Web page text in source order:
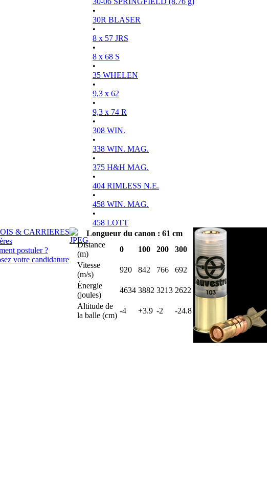
•
30R BLASER
•
8 x 57 JRS
•
8 x 68 S
•
35 WHELEN
•
9,3 x 62
•
9,3 x 74 R
•
308 WIN.
•
338 WIN. MAG.
•
375 H&H MAG.
•
404 RIMLESS N.E.
•
458 WIN. MAG.
•
458 LOTT
& CARRIERES
postuler ?
votre candidature
Longueur du canon : 61 cm
Distance
(m)
0 100 200
300
Vitesse
(m/s)
920 842 766
692
Énergie
(joules)
4634 3882 3213 2622
Altitude de
la balle (cm)
-4 +3.9 -2 -24.8